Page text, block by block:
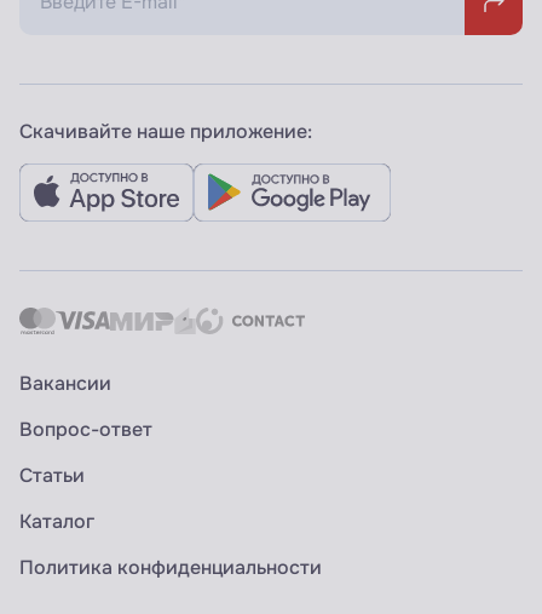
Скачивайте наше приложение:
Вакансии
Вопрос-ответ
Статьи
Каталог
Политика конфиденциальности